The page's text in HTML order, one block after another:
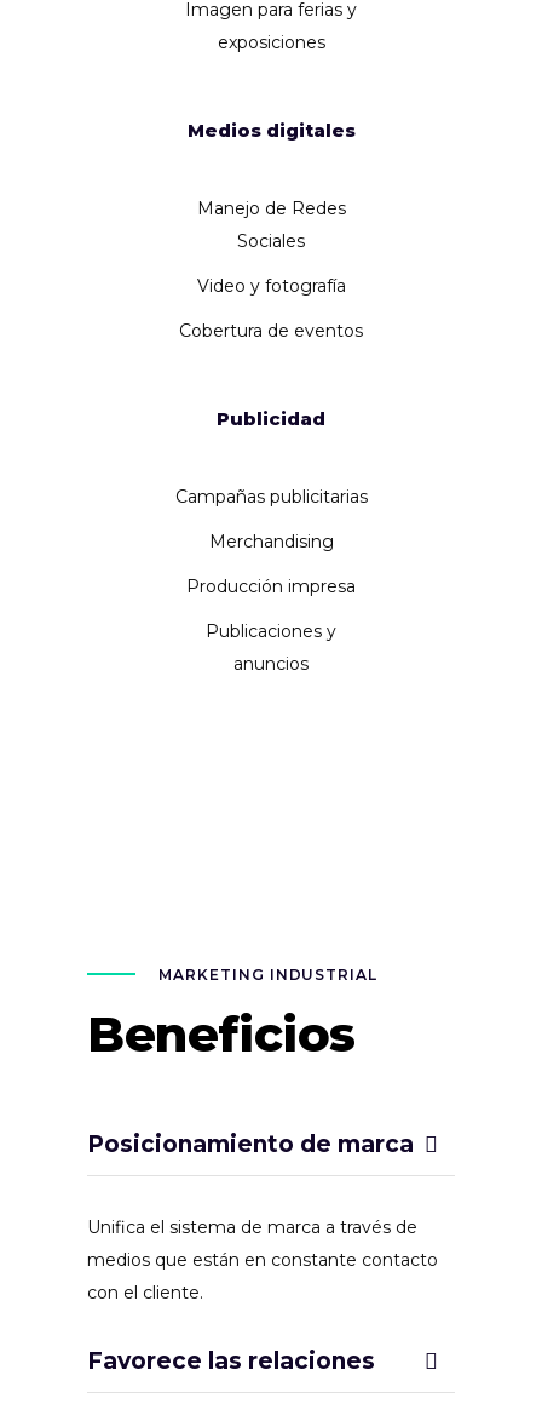
Imagen para ferias y
exposiciones
Medios digitales
Manejo de Redes
Sociales
Video y fotografía
Cobertura de eventos
Publicidad
Campañas publicitarias
Merchandising
Producción impresa
Publicaciones y
anuncios
MARKETING INDUSTRIAL
Beneficios
Posicionamiento de marca
Unifica el sistema de marca a través de
medios que están en constante contacto
con el cliente.
Favorece las relaciones